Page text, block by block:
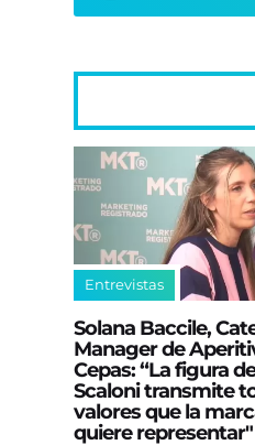
Entrevistas
Solana Baccile,
Manager de
Cepas: “La figura
Scaloni transmite
valores que la
quiere representar"